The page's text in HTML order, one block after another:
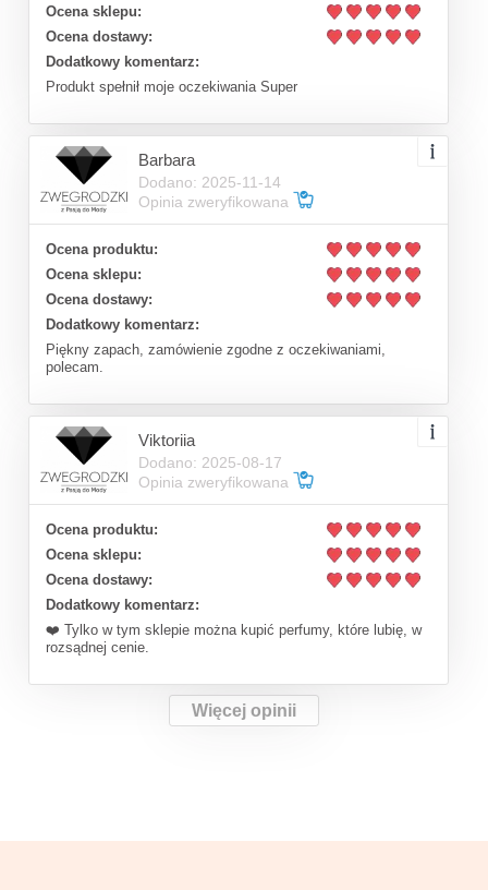
Ocena sklepu:
Ocena dostawy:
Dodatkowy komentarz:
Produkt spełnił moje oczekiwania Super
Barbara
Dodano: 2025-11-14
Opinia zweryfikowana
Ocena produktu:
Ocena sklepu:
Ocena dostawy:
Dodatkowy komentarz:
Piękny zapach, zamówienie zgodne z oczekiwaniami,
polecam.
Viktoriia
Dodano: 2025-08-17
Opinia zweryfikowana
Ocena produktu:
Ocena sklepu:
Ocena dostawy:
Dodatkowy komentarz:
❤️ Tylko w tym sklepie można kupić perfumy, które lubię, w
rozsądnej cenie.
Więcej opinii